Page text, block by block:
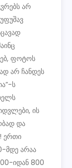
არ
ფოტოს
არ ჩანდეს
ს
ის
და
ერთი
მდე არაა
იდან 800